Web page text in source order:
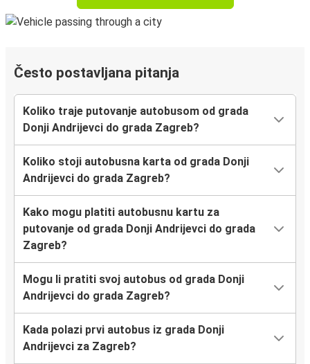
Često postavljana pitanja
Koliko traje putovanje autobusom od grada
Donji Andrijevci do grada Zagreb?
Koliko stoji autobusna karta od grada Donji
Andrijevci do grada Zagreb?
Kako mogu platiti autobusnu kartu za
putovanje od grada Donji Andrijevci do grada
Zagreb?
Mogu li pratiti svoj autobus od grada Donji
Andrijevci do grada Zagreb?
Kada polazi prvi autobus iz grada Donji
Andrijevci za Zagreb?